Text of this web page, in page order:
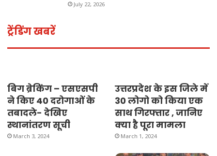
July 22, 2026
ट्रेंडिंग खबरें
बिग ब्रेकिंग – एसएसपी
ने किए 40 दरोगाओं के
तबादले- देखिए
स्थानांतरण सूची
March 3, 2024
उत्तरप्रदेश के इस जिले में
30 लोगो को किया एक
साथ गिरफ्तार , जानिए
क्या है पूरा मामला
March 1, 2024